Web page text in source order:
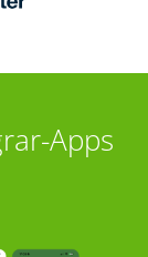
Apps